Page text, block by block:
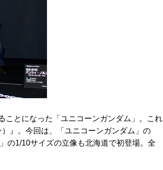
ことになった「ユニコーンガンダム」。これ
』。今回は、「ユニコーンガンダム」の
の1/10サイズの立像も北海道で初登場。全